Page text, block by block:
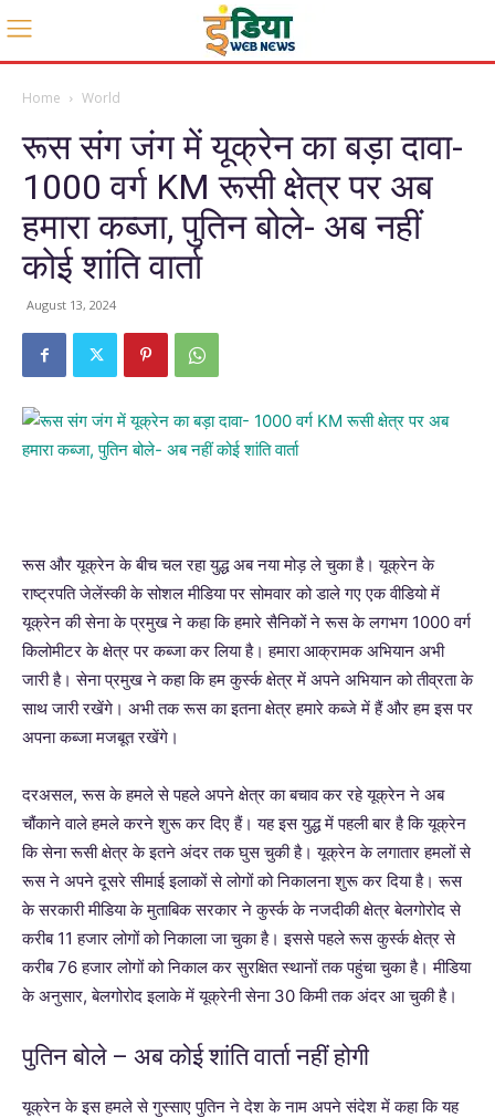
Home World
रूस संग जंग में यूक्रेन का बड़ा दावा-
1000 वर्ग KM रूसी क्षेत्र पर अब
हमारा कब्जा, पुतिन बोले- अब नहीं
कोई शांति वार्ता
August 13, 2024
रूस और यूक्रेन के बीच चल रहा युद्ध अब नया मोड़ ले चुका है। यूक्रेन के
राष्ट्रपति जेलेंस्की के सोशल मीडिया पर सोमवार को डाले गए एक वीडियो में
यूक्रेन की सेना के प्रमुख ने कहा कि हमारे सैनिकों ने रूस के लगभग 1000 वर्ग
किलोमीटर के क्षेत्र पर कब्जा कर लिया है। हमारा आक्रामक अभियान अभी
जारी है। सेना प्रमुख ने कहा कि हम कुर्स्क क्षेत्र में अपने अभियान को तीव्रता के
साथ जारी रखेंगे। अभी तक रूस का इतना क्षेत्र हमारे कब्जे में हैं और हम इस पर
अपना कब्जा मजबूत रखेंगे।
दरअसल, रूस के हमले से पहले अपने क्षेत्र का बचाव कर रहे यूक्रेन ने अब
चौंकाने वाले हमले करने शुरू कर दिए हैं। यह इस युद्ध में पहली बार है कि यूक्रेन
कि सेना रूसी क्षेत्र के इतने अंदर तक घुस चुकी है। यूक्रेन के लगातार हमलों से
रूस ने अपने दूसरे सीमाई इलाकों से लोगों को निकालना शुरू कर दिया है। रूस
के सरकारी मीडिया के मुताबिक सरकार ने कुर्स्क के नजदीकी क्षेत्र बेलगोरोद से
करीब 11 हजार लोगों को निकाला जा चुका है। इससे पहले रूस कुर्स्क क्षेत्र से
करीब 76 हजार लोगों को निकाल कर सुरक्षित स्थानों तक पहुंचा चुका है। मीडिया
के अनुसार, बेलगोरोद इलाके में यूक्रेनी सेना 30 किमी तक अंदर आ चुकी है।
पुतिन बोले – अब कोई शांति वार्ता नहीं होगी
यूक्रेन के इस हमले से गुस्साए पुतिन ने देश के नाम अपने संदेश में कहा कि यह